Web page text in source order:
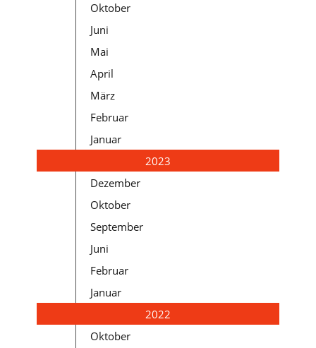
Oktober
Juni
Mai
April
März
Februar
Januar
2023
Dezember
Oktober
September
Juni
Februar
Januar
2022
Oktober